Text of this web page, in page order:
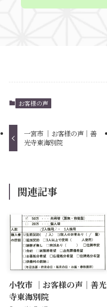
お客様の声
一宮市 ｜お客様の声｜善
光寺東海別院
関連記事
小牧市 ｜お客様の声｜善光
寺東海別院